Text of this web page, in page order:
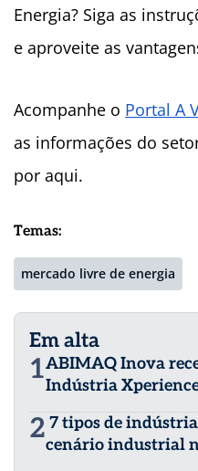
Energia? Siga as
e aproveite as
Acompanhe o Portal A
as informações do
por aqui.
Temas:
mercado livre de energia
Em alta
1ABIMAQ Inova
Indústria
2 7 tipos de
cenário industrial